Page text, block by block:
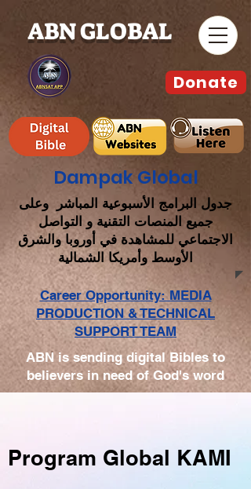
ABN GLOBAL
Dampak Global
جدول البرامج الأسبوعية المباشر وعلى
جميع المنصات التقنية و التواصل
الاجتماعي للمشاهدة في أوروبا والشرق
الأوسط وأمريكا الشمالية
ABN is sending digital Bibles to
believers in need of God's word
Donate
Career Opportunity: MEDIA
PRODUCTION & TECHNICAL
SUPPORT TEAM
Program Global KAMI